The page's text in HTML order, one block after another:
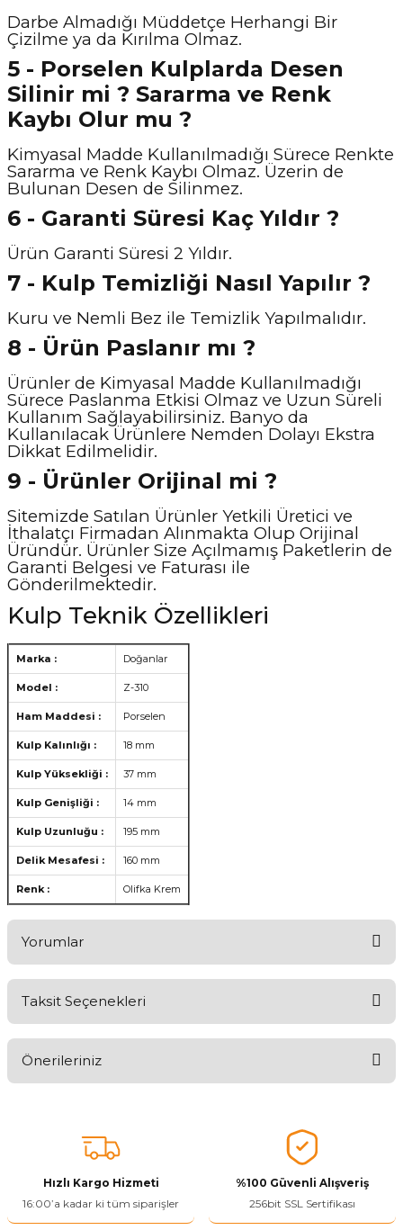
Darbe Almadığı Müddetçe Herhangi Bir
Çizilme ya da Kırılma Olmaz.
5 - Porselen Kulplarda Desen
Silinir mi ? Sararma ve Renk
Kaybı Olur mu ?
Kimyasal Madde Kullanılmadığı Sürece Renkte
Sararma ve Renk Kaybı Olmaz. Üzerin de
Bulunan Desen de Silinmez.
6 - Garanti Süresi Kaç Yıldır ?
Ürün Garanti Süresi 2 Yıldır.
7 - Kulp Temizliği Nasıl Yapılır ?
Kuru ve Nemli Bez ile Temizlik Yapılmalıdır.
8 - Ürün Paslanır mı ?
Ürünler de Kimyasal Madde Kullanılmadığı
Sürece Paslanma Etkisi Olmaz ve Uzun Süreli
Kullanım Sağlayabilirsiniz. Banyo da
Kullanılacak Ürünlere Nemden Dolayı Ekstra
Dikkat Edilmelidir.
9 - Ürünler Orijinal mi ?
Sitemizde Satılan Ürünler Yetkili Üretici ve
İthalatçı Firmadan Alınmakta Olup Orijinal
Üründür. Ürünler Size Açılmamış Paketlerin de
Garanti Belgesi ve Faturası ile
Gönderilmektedir.
Kulp Teknik Özellikleri
Marka : Doğanlar
Model : Z-310
Ham Maddesi : Porselen
Kulp Kalınlığı : 18 mm
Kulp Yüksekliği : 37 mm
Kulp Genişliği : 14 mm
Kulp Uzunluğu : 195 mm
Delik Mesafesi : 160 mm
Renk : Olifka Krem
Yorumlar
Taksit Seçenekleri
Önerileriniz
tarafımıza iletebilirsiniz.
Görüş ve önerileriniz için teşekkür ederiz.
Ürün resmi kalitesiz, bozuk veya görüntülenemiyor.
Hızlı Kargo Hizmeti
16:00’a kadar ki tüm siparişler
%100 Güvenli Alışveriş
256bit SSL Sertifikası